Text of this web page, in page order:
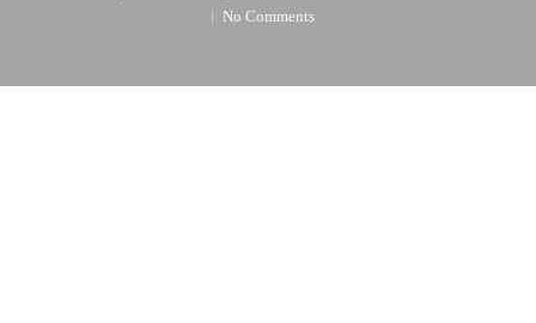
No Comments